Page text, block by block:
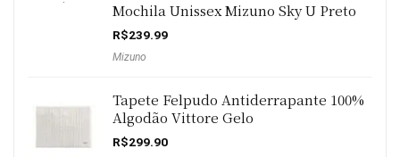
Mochila Unissex Mizuno Sky U Preto
R$239.99
Mizuno
Tapete Felpudo Antiderrapante 100%
Algodão Vittore Gelo
R$299.90